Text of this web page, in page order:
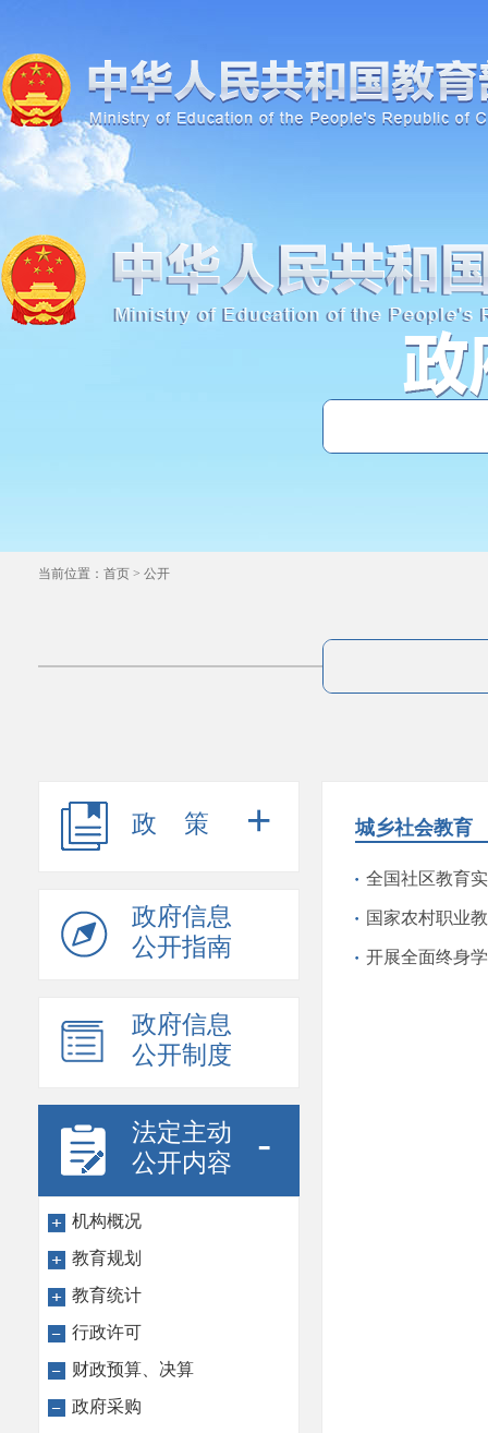
当前位置： 首页 > 公开
政策 +
政府信息
公开指南
政府信息
公开制度
法定主动
公开内容
-
机构概况
教育规划
教育统计
行政许可
财政预算、决算
政府采购
城乡社会教育
全国社区教育
国家农村职业
开展全面终身